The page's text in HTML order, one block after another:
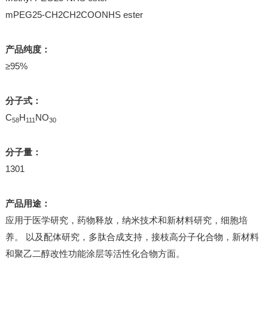
mPEG25-CH2CH2COONHS ester
产品纯度：
≥95%
分子式：
C58H111 NO30
分子量：
1301
产品用途：
应用于医学研究，药物释放，纳米技术和新材料研究，细胞培
养。 以及配体研究，多肽合成支持，接枝高分子化合物，新材料
和聚乙二醇改性功能涂层等活性化合物方面。